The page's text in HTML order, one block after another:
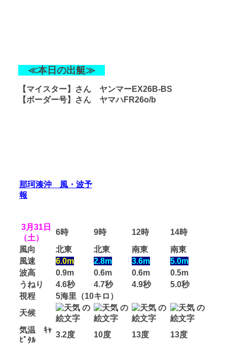
≪本日の出艇≫
【マイスター】さん ヤンマーEX26B-BS
【ボーダー号】さん ヤマハFR26o/b
那珂湊沖 風・波予
報
3月31日
（土）
6時 9時 12時
14時
風向
北東 北東 南東
南東
風速
6.0m 2.8m 3.6m
5.0m
波高
0.9m 0.6m 0.6m
0.5m
うねり
4.6秒 4.7秒 4.9秒
5.0秒
視程
5海里（10キロ）
天候
気温 ｷｬ
ﾋﾟﾀﾙ
3.2度 10度 13度
13度